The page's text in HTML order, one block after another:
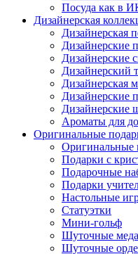
Посуда как в
Дизайнерская
Дизайнерская
Дизайнерские
Дизайнерские
Дизайнерский
Дизайнерская
Дизайнерские
Дизайнерские
Ароматы для
Оригинальные
Оригинальные
Подарки с
Подарочные
Подарки
Настольные
Статуэтки
Мини-гольф
Шуточные
Шуточные